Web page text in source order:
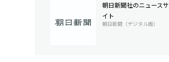
朝日新聞社のニュースサ
イト
朝日新聞（デジタル版）